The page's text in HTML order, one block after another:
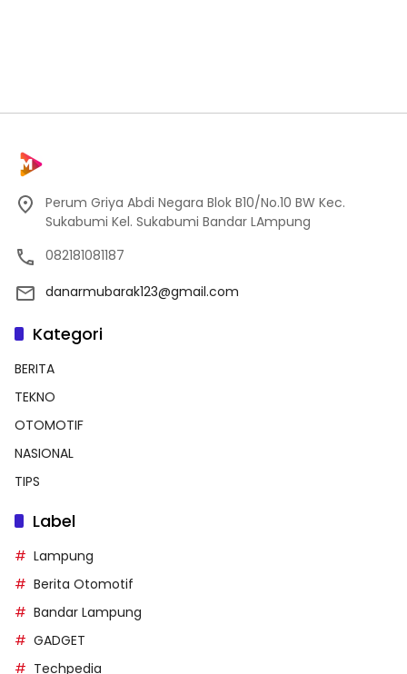
Perum Griya Abdi Negara Blok B10/No.10 BW Kec.
Sukabumi Kel. Sukabumi Bandar LAmpung
082181081187
danarmubarak123@gmail.com
Kategori
BERITA
TEKNO
OTOMOTIF
NASIONAL
TIPS
Label
Lampung
Berita Otomotif
Bandar Lampung
GADGET
Techpedia